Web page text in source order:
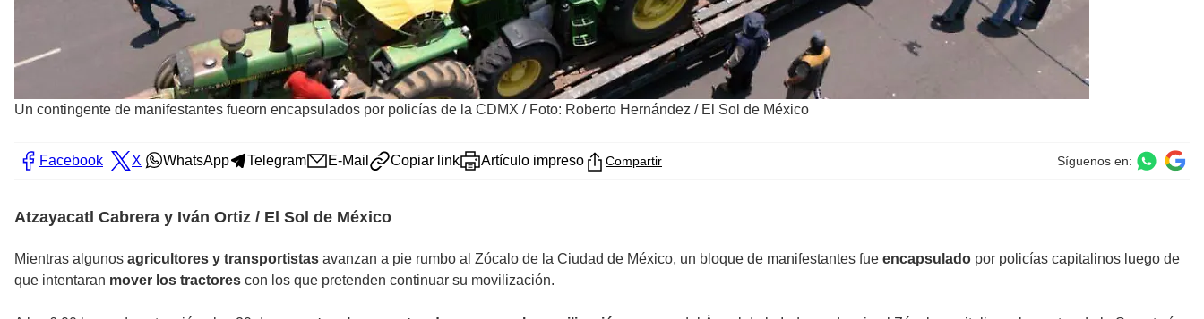
Un contingente de manifestantes fueorn encapsulados por policías de la CDMX / Foto: Roberto Hernández / El Sol de México
Facebook X WhatsApp Telegram E-Mail Copiar link Artículo impreso Compartir Síguenos en:
Atzayacatl Cabrera y Iván Ortiz / El Sol de México
Mientras algunos agricultores y transportistas avanzan a pie rumbo al Zócalo de la Ciudad de México, un bloque de manifestantes fue encapsulado por policías capitalinos luego de
que intentaran mover los tractores con los que pretenden continuar su movilización.